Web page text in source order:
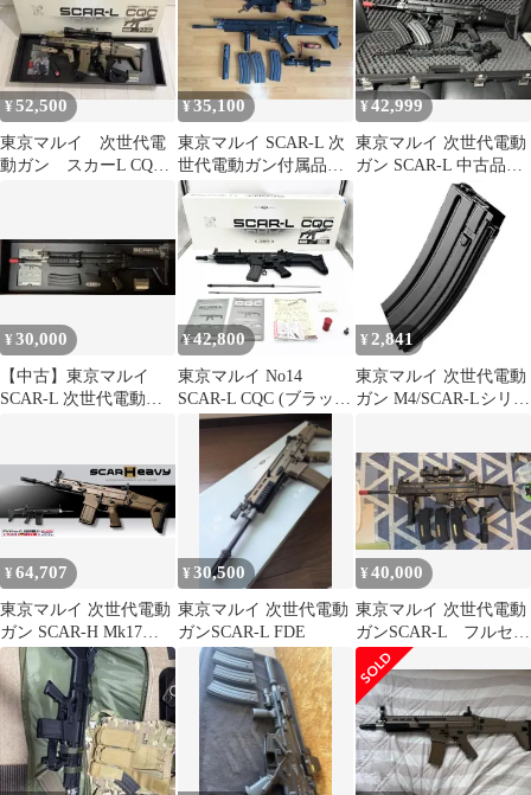
¥52,500
東京マルイ 次世代電
動ガン スカーL CQC
¥35,100
東京マルイ SCAR-L 次
世代電動ガン付属品豊
富
¥42,999
東京マルイ 次世代電動
ガン SCAR-L 中古品
¥30,000
【中古】東京マルイ
SCAR-L 次世代電動ガ
¥42,800
東京マルイ No14
SCAR-L CQC (ブラッ
ク) 18歳以上次世代電
動ガン ○718
¥ 2,841
東京マルイ 次世代電動
ガン M4/SCAR-Lシリー
¥64,707
東京マルイ 次世代電動
ガン SCAR-H Mk17
Mod.0 BK
¥30,500
東京マルイ 次世代電動
ガンSCAR-L FDE
¥40,000
東京マルイ 次世代電動
ガンSCAR-L フルセッ
ト